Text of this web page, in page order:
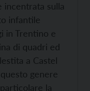
incentrata sulla
infantile
in Trentino e
di quadri ed
a Castel
genere
la